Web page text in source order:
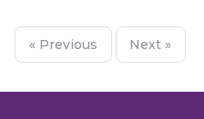
« Previous Next »